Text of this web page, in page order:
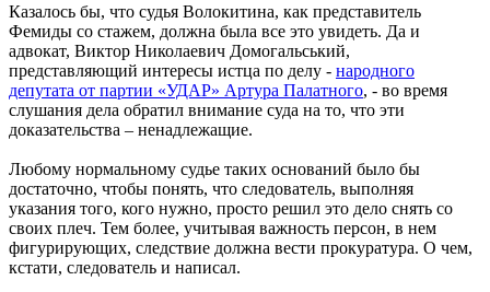
Казалось бы, что судья Волокитина, как представитель
Фемиды со стажем, должна была все это увидеть. Да и
адвокат, Виктор Николаевич Домогальський,
представляющий интересы истца по делу - народного
депутата от партии «УДАР» Артура Палатного, - во время
слушания дела обратил внимание суда на то, что эти
доказательства – ненадлежащие.
Любому нормальному судье таких оснований было бы
достаточно, чтобы понять, что следователь, выполняя
указания того, кого нужно, просто решил это дело снять со
своих плеч. Тем более, учитывая важность персон, в нем
фигурирующих, следствие должна вести прокуратура. О чем,
кстати, следователь и написал.